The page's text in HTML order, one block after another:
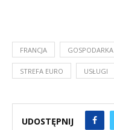
FRANCJA GOSPODARKA
STREFA EURO USŁUGI
UDOSTĘPNIJ